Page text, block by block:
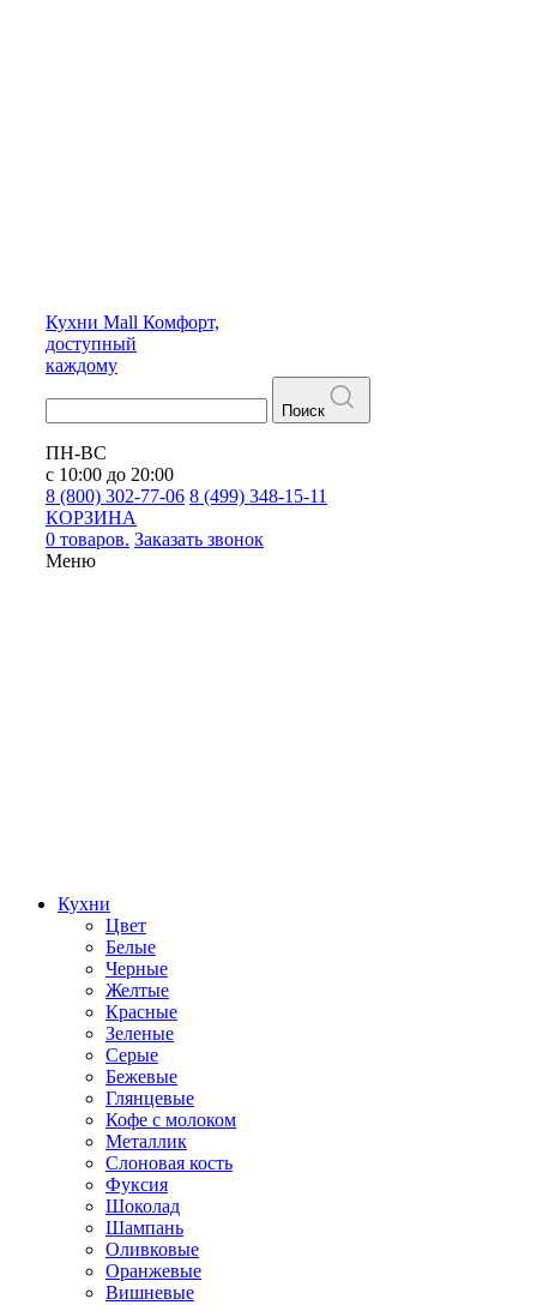
Кухни Mall Комфорт,
доступный
каждому
Поиск
ПН-ВС
с 10:00 до 20:00
8 (800) 302-77-06 8 (499) 348-15-11
КОРЗИНА
0 товаров. Заказать звонок
Меню
Кухни
Цвет
Белые
Черные
Желтые
Красные
Зеленые
Серые
Бежевые
Глянцевые
Кофе с молоком
Металлик
Слоновая кость
Фуксия
Шоколад
Шампань
Оливковые
Оранжевые
Вишневые